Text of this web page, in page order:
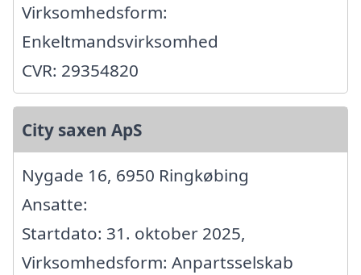
Virksomhedsform:
Enkeltmandsvirksomhed
CVR: 29354820
City saxen ApS
Nygade 16, 6950 Ringkøbing
Ansatte:
Startdato: 31. oktober 2025,
Virksomhedsform: Anpartsselskab